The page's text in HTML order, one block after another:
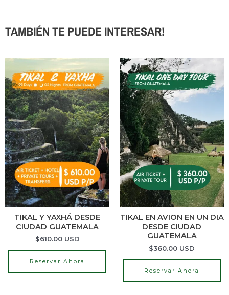
TAMBIÉN TE PUEDE INTERESAR!
TIKAL Y YAXHÁ DESDE
CIUDAD GUATEMALA
$610.00USD
Reservar Ahora
TIKAL EN AVION EN UN DIA
DESDE CIUDAD
GUATEMALA
$360.00 USD
Reservar Ahora